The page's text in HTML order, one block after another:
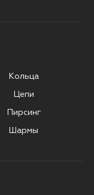
Кольца
Цепи
Пирсинг
Шармы